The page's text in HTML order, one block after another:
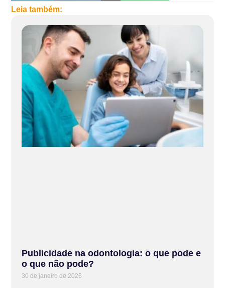
Leia também:
Publicidade na odontologia: o que pode e
o que não pode?
30 de janeiro de 2026